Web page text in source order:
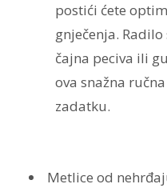
postići ćete
gnječenja. Radilo
čajna peciva ili
ova snažna
zadatku.
Metlice od